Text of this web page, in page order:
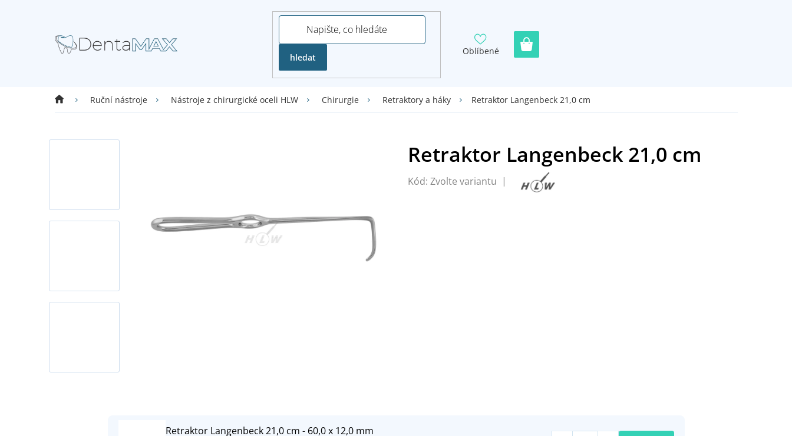
hledat
Oblíbené
Domů Ruční nástroje Nástroje z chirurgické oceli HLW Chirurgie Retraktory a háky Retraktor Langenbeck 21,0 cm
Kód: Zvolte variantu
Retraktor Langenbeck 21,0 cm - 60,0 x 12,0 mm